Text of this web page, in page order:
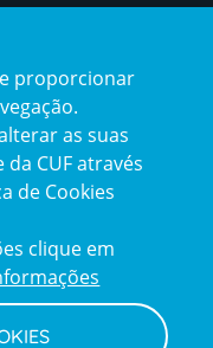
proporcionar
as suas
CUF através
de Cookies
clique em